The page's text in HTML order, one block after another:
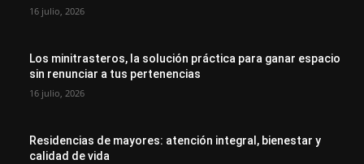
16 julio, 2026
Los minitrasteros, la solución práctica para ganar espacio
sin renunciar a tus pertenencias
16 julio, 2026
Residencias de mayores: atención integral, bienestar y
calidad de vida